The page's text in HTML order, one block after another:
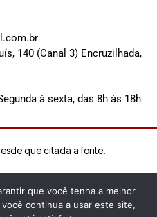
140 (Canal 3) Encruzilhada,
à sexta, das 8h às 18h
que citada a fonte.
que você tenha a melhor
continua a usar este site,